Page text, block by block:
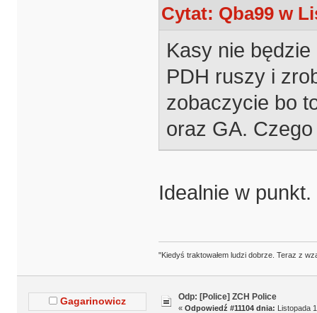
Cytat: Qba99 w
Kasy nie
PDH ruszy i
zobaczycie bo
oraz GA.
Idealnie w punkt.
"Kiedyś traktowałem ludzi dobrze. Teraz z
Gagarinowicz Odp: [Police] ZCH Police
« Odpowiedź #11104 dnia: Listopada